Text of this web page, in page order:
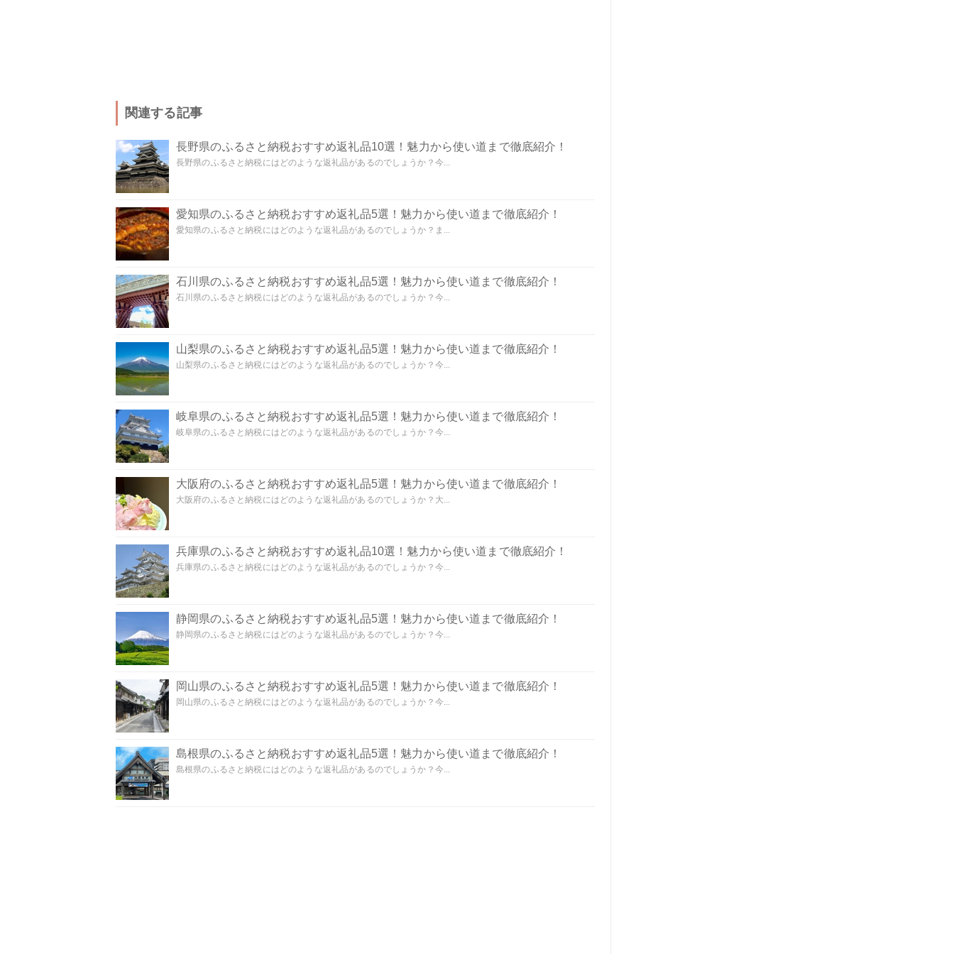
関連する記事
長野県のふるさと納税おすすめ返礼品10選！魅力から使い道まで徹底紹介！
長野県のふるさと納税にはどのような返礼品があるのでしょうか？今...
愛知県のふるさと納税おすすめ返礼品5選！魅力から使い道まで徹底紹介！
愛知県のふるさと納税にはどのような返礼品があるのでしょうか？ま...
石川県のふるさと納税おすすめ返礼品5選！魅力から使い道まで徹底紹介！
石川県のふるさと納税にはどのような返礼品があるのでしょうか？今...
山梨県のふるさと納税おすすめ返礼品5選！魅力から使い道まで徹底紹介！
山梨県のふるさと納税にはどのような返礼品があるのでしょうか？今...
岐阜県のふるさと納税おすすめ返礼品5選！魅力から使い道まで徹底紹介！
岐阜県のふるさと納税にはどのような返礼品があるのでしょうか？今...
大阪府のふるさと納税おすすめ返礼品5選！魅力から使い道まで徹底紹介！
大阪府のふるさと納税にはどのような返礼品があるのでしょうか？大...
兵庫県のふるさと納税おすすめ返礼品10選！魅力から使い道まで徹底紹介！
兵庫県のふるさと納税にはどのような返礼品があるのでしょうか？今...
静岡県のふるさと納税おすすめ返礼品5選！魅力から使い道まで徹底紹介！
静岡県のふるさと納税にはどのような返礼品があるのでしょうか？今...
岡山県のふるさと納税おすすめ返礼品5選！魅力から使い道まで徹底紹介！
岡山県のふるさと納税にはどのような返礼品があるのでしょうか？今...
島根県のふるさと納税おすすめ返礼品5選！魅力から使い道まで徹底紹介！
島根県のふるさと納税にはどのような返礼品があるのでしょうか？今...